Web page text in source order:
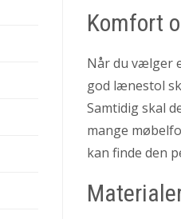
Komfort
Når du vælger
god lænestol
Samtidig skal
mange
kan finde den